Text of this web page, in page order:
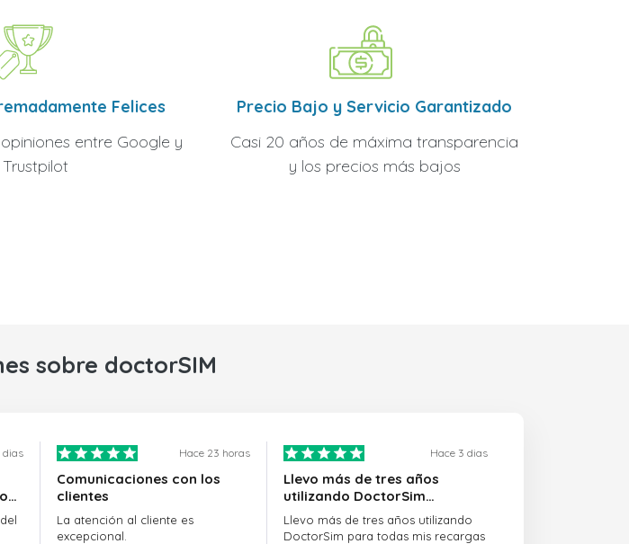
Felices
entre Google y
Trustpilot
Precio Bajo y Servicio Garantizado
Casi 20 años de máxima transparencia
y los precios más bajos
sobre doctorSIM
dias Hace 23 horas
Comunicaciones con los
clientes
La atención al cliente es
excepcional.
Hace 3 dias
Llevo más de tres años
utilizando DoctorSim…
Llevo más de tres años utilizando
DoctorSim para todas mis recargas